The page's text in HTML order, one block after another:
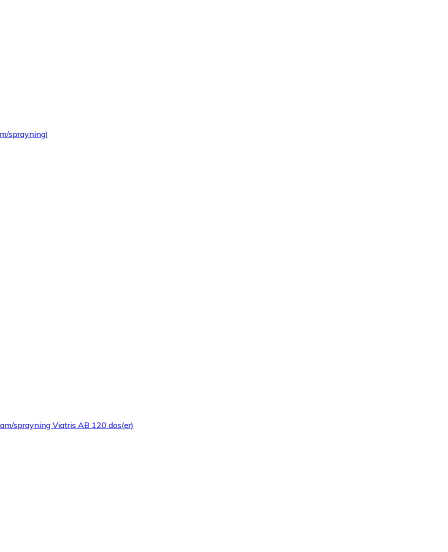
sprayning)
sprayning Viatris AB 120 dos(er)